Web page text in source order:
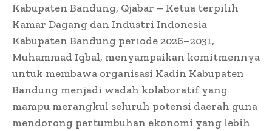
Kabupaten Bandung, Qjabar – Ketua terpilih
Kamar Dagang dan Industri Indonesia
Kabupaten Bandung periode 2026–2031,
Muhammad Iqbal, menyampaikan komitmennya
untuk membawa organisasi Kadin Kabupaten
Bandung menjadi wadah kolaboratif yang
mampu merangkul seluruh potensi daerah guna
mendorong pertumbuhan ekonomi yang lebih